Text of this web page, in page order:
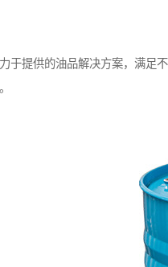
于提供的油品解决方案，满足